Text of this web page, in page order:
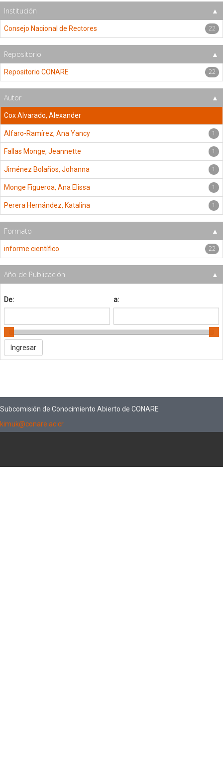
Institución
Consejo Nacional de Rectores 22
Repositorio
Repositorio CONARE 22
Autor
Cox Alvarado, Alexander
Alfaro-Ramírez, Ana Yancy 1
Fallas Monge, Jeannette 1
Jiménez Bolaños, Johanna 1
Monge Figueroa, Ana Elissa 1
Perera Hernández, Katalina 1
Formato
informe científico 22
Año de Publicación
De: a:
Subcomisión de Conocimiento Abierto de CONARE
kimuk@conare.ac.cr